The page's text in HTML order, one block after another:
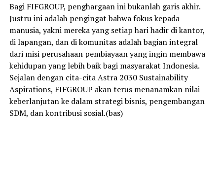
Bagi FIFGROUP, penghargaan ini bukanlah garis akhir.
Justru ini adalah pengingat bahwa fokus kepada
manusia, yakni mereka yang setiap hari hadir di kantor,
di lapangan, dan di komunitas adalah bagian integral
dari misi perusahaan pembiayaan yang ingin membawa
kehidupan yang lebih baik bagi masyarakat Indonesia.
Sejalan dengan cita-cita Astra 2030 Sustainability
Aspirations, FIFGROUP akan terus menanamkan nilai
keberlanjutan ke dalam strategi bisnis, pengembangan
SDM, dan kontribusi sosial.(bas)